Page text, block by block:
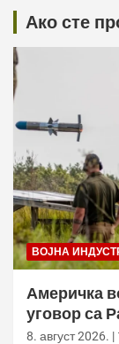
Ако сте
ВОЈНА
Америчка
уговор са
милиона
8. август 2026. |